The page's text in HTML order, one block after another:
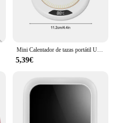
Mini Calentador de tazas portátil USB de 55 grados, taza de café, posavasos de calefacción, placa caliente termostática inteligente, almohadilla calefactora de agua, té y leche
5,39€